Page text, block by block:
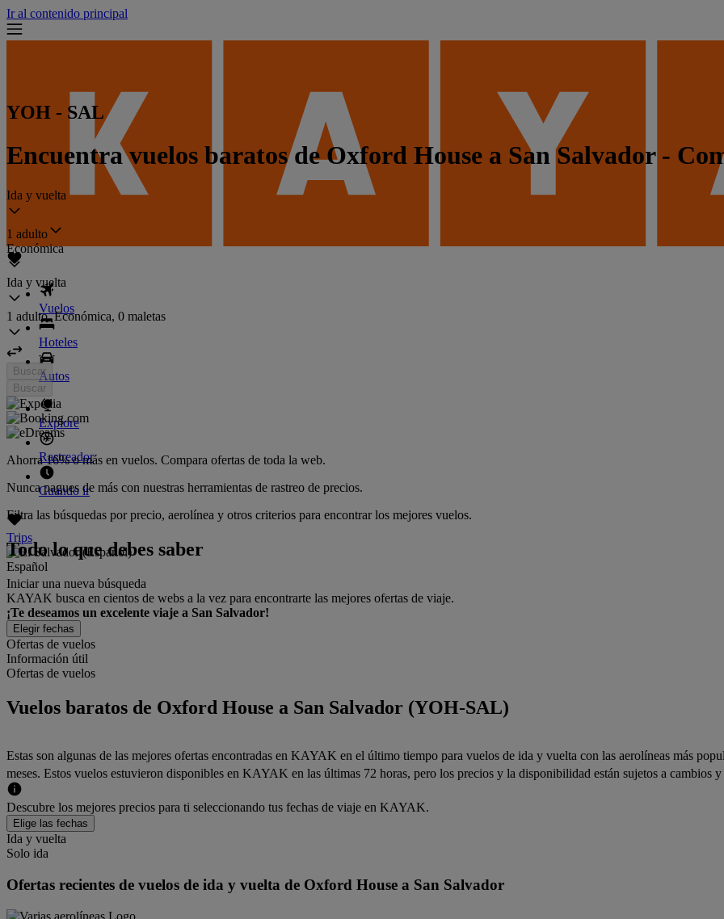
Ir al contenido principal
Vuelos
Hoteles
Autos
Explore
Rastreador
Cuándo ir
Trips
Español
YOH - SAL
Encuentra vuelos baratos de Oxford House a San Salvador -
Ida y vuelta
1 adulto
Económica
Ida y vuelta
1 adulto, Económica, 0 maletas
Buscar
Buscar
Ahorra 16% o más en vuelos. Compara ofertas de toda la web.
Nunca pagues de más con nuestras herramientas de rastreo de precios.
Filtra las búsquedas por precio, aerolínea y otros criterios para encontrar los mejores vuelos.
Todo lo que debes saber
Iniciar una nueva búsqueda
KAYAK busca en cientos de webs a la vez para encontrarte las mejores ofertas de viaje.
¡Te deseamos un excelente viaje a San Salvador!
Elegir fechas
Ofertas de vuelos
Información útil
Ofertas de vuelos
Vuelos baratos de Oxford House a San Salvador (YOH-SAL)
Estas son algunas de las mejores ofertas encontradas en KAYAK en el último tiempo para vuelos de ida y vuelta con las aerolíneas más
meses. Estos vuelos estuvieron disponibles en KAYAK en las últimas 72 horas, pero los precios y la disponibilidad están sujetos a cambios y
Descubre los mejores precios para ti seleccionando tus fechas de viaje en KAYAK.
Elige las fechas
Ida y vuelta
Solo ida
Ofertas recientes de vuelos de ida y vuelta de Oxford House a San Salvador